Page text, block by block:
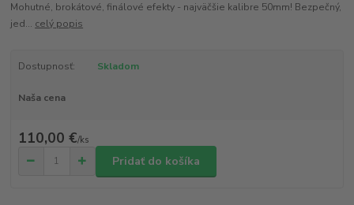
Mohutné, brokátové, finálové efekty - najväčšie kalibre 50mm! Bezpečný,
jed... celý popis
Dostupnosť: Skladom
Naša cena
110,00 €/ks
Pridať do košíka